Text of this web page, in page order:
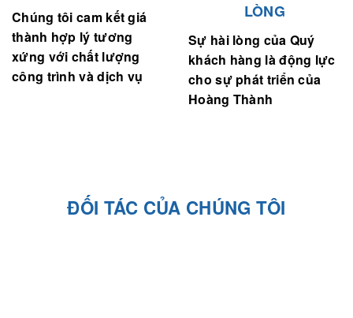
Chúng tôi cam kết giá
thành hợp lý tương
xứng với chất lượng
công trình và dịch vụ
LÒNG
Sự hài lòng của Quý
khách hàng là động lực
cho sự phát triển của
Hoàng Thành
ĐỐI TÁC CỦA CHÚNG TÔI